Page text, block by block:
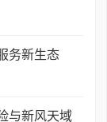
务新生态
与新风天域